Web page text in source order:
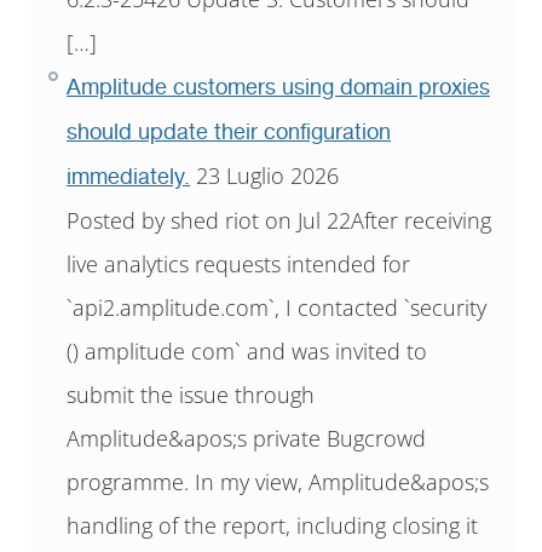
[…]
Amplitude customers using domain proxies
should update their configuration
immediately. 23 Luglio 2026
Posted by shed riot on Jul 22After receiving
live analytics requests intended for
`api2.amplitude.com`, I contacted `security
() amplitude com` and was invited to
submit the issue through
Amplitude&apos;s private Bugcrowd
programme. In my view, Amplitude&apos;s
handling of the report, including closing it